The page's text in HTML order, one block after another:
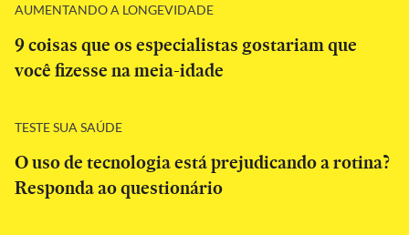
AUMENTANDO A LONGEVIDADE
9 coisas que os especialistas gostariam que
você fizesse na meia-idade
TESTE SUA SAÚDE
O uso de tecnologia está prejudicando a rotina?
Responda ao questionário